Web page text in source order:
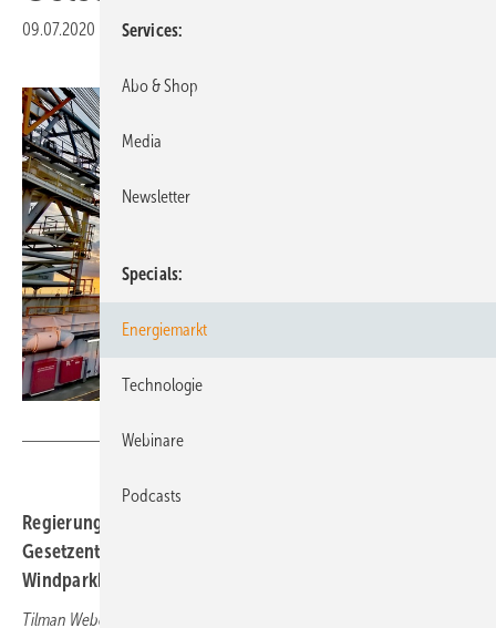
09.07.2020 Druckvorschau
Regierung in Warschau gibt mit einem neuen
Gesetzentwurf ein noch höheres Tempo beim Offshore-
Windparkbau vor als bisher von ihr vorgesehen.
Tilman Weber
Services
Abo & Shop
Media
Newsletter
Specials
Energiemarkt
Technologie
Webinare
Podcasts